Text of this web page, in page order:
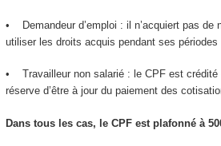
• Demandeur d’emploi : il n’acquiert pas de
utiliser les droits acquis pendant ses périodes
• Travailleur non salarié : le CPF est crédité
réserve d’être à jour du paiement des
Dans tous les cas, le CPF est plafonné à